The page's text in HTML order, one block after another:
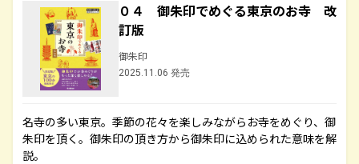
０４ 御朱印でめぐる東京のお寺 改
訂版
御朱印
2025.11.06 発売
名寺の多い東京。季節の花々を楽しみながらお寺をめぐり、御
朱印を頂く。御朱印の頂き方から御朱印に込められた意味を解
説。